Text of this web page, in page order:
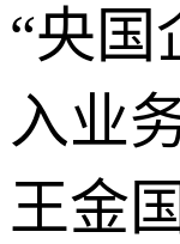
“央国
入业
王金